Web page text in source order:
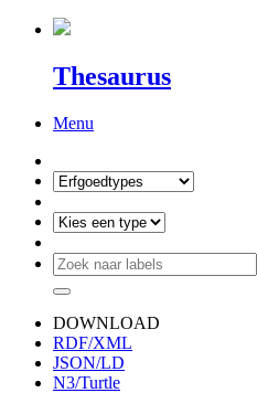
Thesaurus
Menu
DOWNLOAD
RDF/XML
JSON/LD
N3/Turtle